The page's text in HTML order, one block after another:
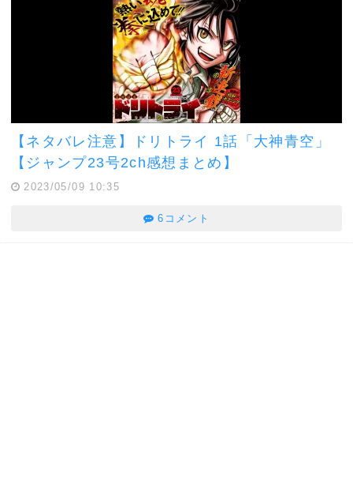
【ネタバレ注意】ドリトライ 1話「大神青空」
【ジャンプ23号2ch感想まとめ】
2023/05/09 10:35
6コメント